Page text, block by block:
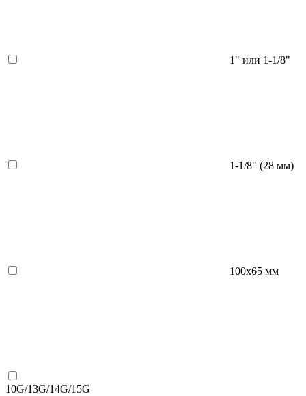
1" или 1-1/8"
1-1/8" (28 мм)
100х65 мм
10G/13G/14G/15G